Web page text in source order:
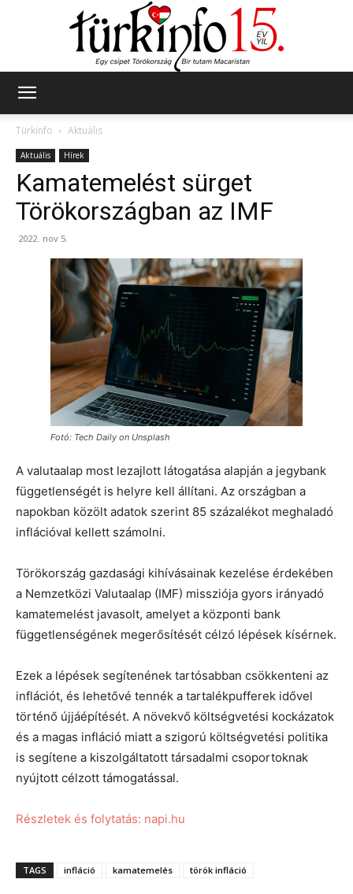
Türkinfo
Aktuális
Aktuális Hírek
Kamatemelést sürget
Törökországban az IMF
2022. nov 5.
Fotó: Tech Daily on Unsplash
A valutaalap most lezajlott látogatása alapján a jegybank
függetlenségét is helyre kell állítani. Az országban a
napokban közölt adatok szerint 85 százalékot meghaladó
inflációval kellett számolni.
Törökország gazdasági kihívásainak kezelése érdekében
a Nemzetközi Valutaalap (IMF) missziója gyors irányadó
kamatemelést javasolt, amelyet a központi bank
függetlenségének megerősítését célzó lépések kísérnek.
Ezek a lépések segítenének tartósabban csökkenteni az
inflációt, és lehetővé tennék a tartalékpufferek idővel
történő újjáépítését. A növekvő költségvetési kockázatok
és a magas infláció miatt a szigorú költségvetési politika
is segítene a kiszolgáltatott társadalmi csoportoknak
nyújtott célzott támogatással.
Részletek és folytatás: napi.hu
TAGS infláció kamatemelés török infláció